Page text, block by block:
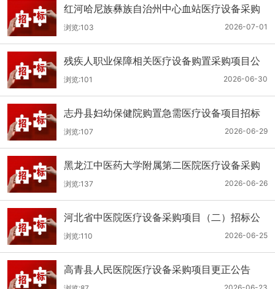
红河哈尼族彝族自治州中心血站医疗设备采购
（二次）公开招标公告
2026-07-01
浏览:103
残疾人职业保障相关医疗设备购置采购项目公
开招标招标公告
2026-06-30
浏览:101
志丹县妇幼保健院购置急需医疗设备项目招标
公告
2026-06-29
浏览:107
黑龙江中医药大学附属第二医院医疗设备采购
(二次)招标公告
2026-06-26
浏览:137
河北省中医院医疗设备采购项目（二）招标公
告
2026-06-25
浏览:110
高青县人民医院医疗设备采购项目更正公告